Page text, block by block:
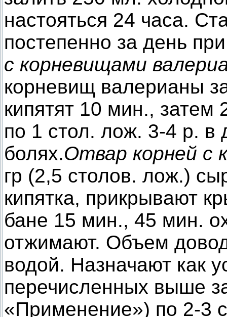
настояться 24 часа.
постепенно за день
с корневищами
корневищ валерианы
кипятят 10 мин.,
по 1 стол. лож. 3-4 р. в
болях.Отвар корней с
гр (2,5 столов. лож.)
кипятка, прикрывают
бане 15 мин., 45 мин.
отжимают. Объем
водой. Назначают как
перечисленных выше
«Применение») по 2-3